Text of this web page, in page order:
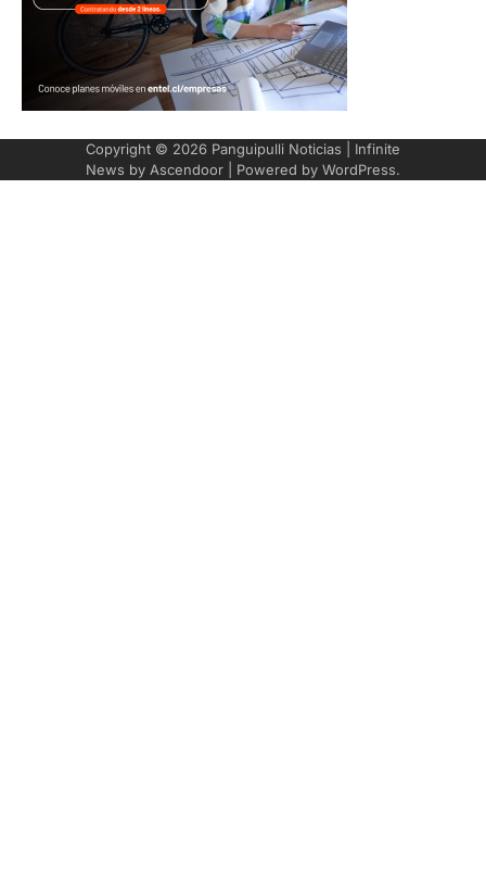
Copyright © 2026 Panguipulli Noticias | Infinite
News by Ascendoor | Powered by WordPress.